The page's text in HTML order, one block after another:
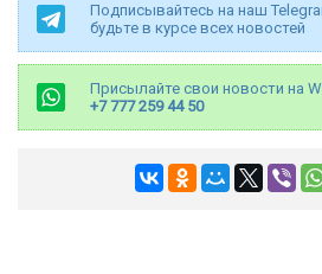
Подписывайтесь на наш
будьте в курсе всех новостей
Присылайте свои новости на
+7 777 259 44 50